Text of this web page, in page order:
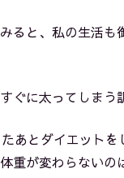
ると、私の生活も
ぐに太ってしまう
たあとダイエット
重が変わらないの